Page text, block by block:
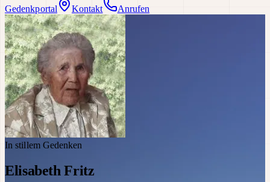
Gedenkportal Kontakt Anrufen
In stillem Gedenken
Elisabeth Fritz